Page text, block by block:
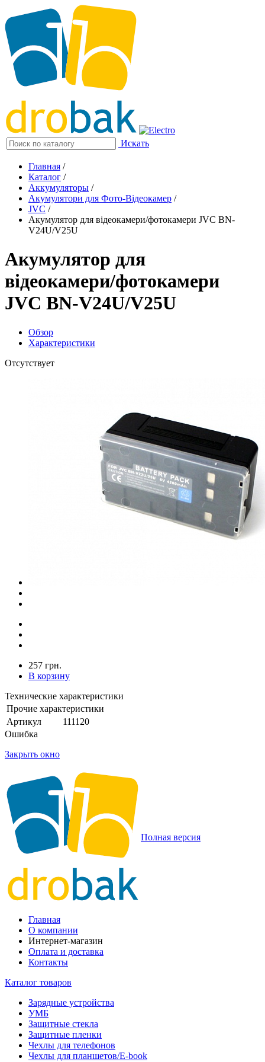
Искать
Главная /
Каталог /
Аккумуляторы /
Акумулятори для Фото-Відеокамер /
JVC /
Акумулятор для відеокамери/фотокамери JVC BN-
V24U/V25U
Акумулятор для
відеокамери/фотокамери
JVC BN-V24U/V25U
Обзор
Характеристики
Отсутствует
257 грн.
В корзину
Технические характеристики
Прочие характеристики
Артикул
111120
Ошибка
Закрыть окно
Полная версия
Главная
О компании
Интернет-магазин
Оплата и доставка
Контакты
Каталог товаров
Зарядные устройства
УМБ
Защитные стекла
Защитные пленки
Чехлы для телефонов
Чехлы для планшетов/E-book